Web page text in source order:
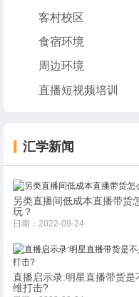
客村校区
食宿环境
周边环境
直播短视频培训
汇学新闻
另类直播间低成本直播带货
玩？
日期：2022-09-24
直播启示录:明星直播带货是
维打击?